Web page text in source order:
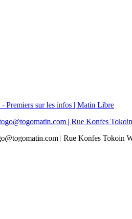
Premiers sur les infos | Matin Libre
| Rue Konfes Tokoin